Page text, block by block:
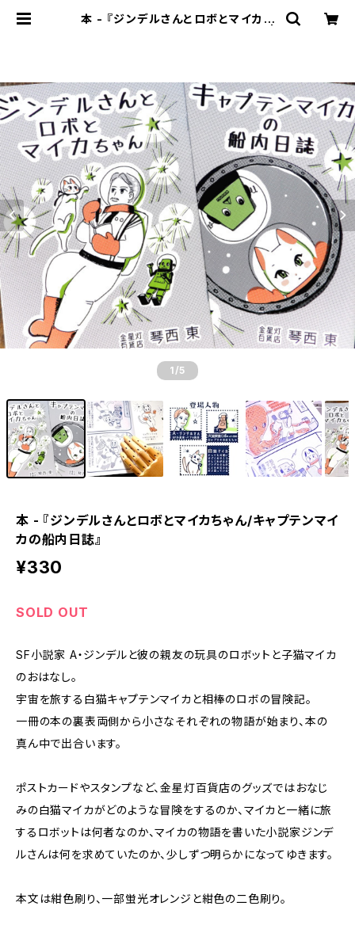
本 - 『ジンデルさんとロボとマイカち
1 /5
本 - 『ジンデルさんとロボとマイカちゃん/キャプテンマイ
カの船内日誌』
¥330
SOLD OUT
SF小説家 A・ジンデルと彼の親友の玩具のロボットと子猫マイカ
のおはなし。
宇宙を旅する白猫キャプテンマイカと相棒のロボの冒険記。
一冊の本の裏表両側から小さなそれぞれの物語が始まり、本の
真ん中で出合います。
ポストカードやスタンプなど、金星灯百貨店のグッズではおなじ
みの白猫マイカがどのような冒険をするのか、マイカと一緒に旅
するロボットは何者なのか、マイカの物語を書いた小説家ジンデ
ルさんは何を求めていたのか、少しずつ明らかになってゆきます。
本文は紺色刷り、一部蛍光オレンジと紺色の二色刷り。